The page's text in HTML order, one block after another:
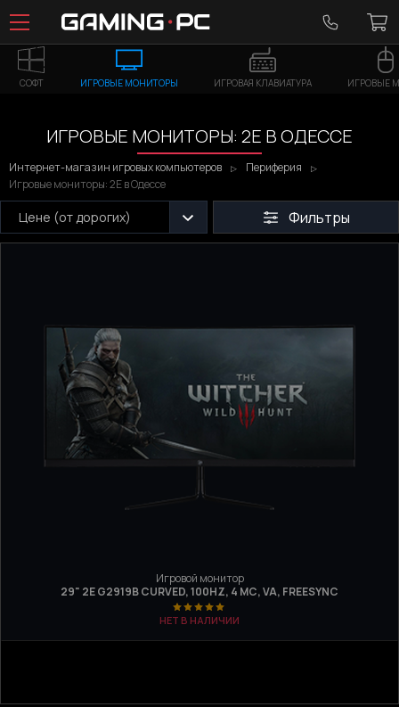
СОФТ ИГРОВЫЕ МОНИТОРЫ ИГРОВАЯ КЛАВИАТУРА ИГРОВЫЕ
ИГРОВЫЕ МОНИТОРЫ: 2E В ОДЕССЕ
Интернет-магазин игровых компьютеров
Периферия
Игровые мониторы: 2E в Одессе
Цене (от дорогих) Фильтры
Игровой монитор
29" 2E G2919B CURVED, 100HZ, 4 МС, VA, FREESYNC
НЕТ В НАЛИЧИИ